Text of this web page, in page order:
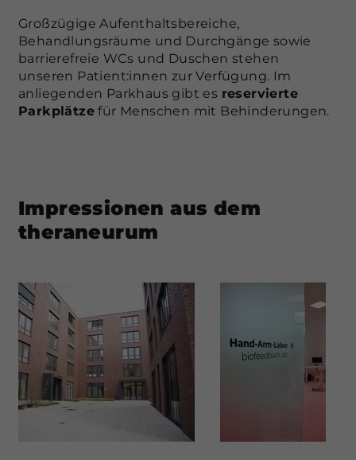
Großzügige Aufenthaltsbereiche,
Behandlungsräume und Durchgänge sowie
barrierefreie WCs und Duschen stehen
unseren Patient:innen zur Verfügung. Im
anliegenden Parkhaus gibt es reservierte
Parkplätze für Menschen mit Behinderungen.
Impressionen aus dem
theraneurum